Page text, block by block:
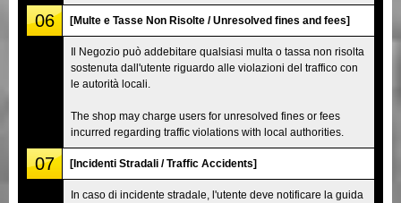
06 [Multe e Tasse Non Risolte / Unresolved fines and fees]
Il Negozio può addebitare qualsiasi multa o tassa non risolta
sostenuta dall'utente riguardo alle violazioni del traffico con
le autorità locali.
The shop may charge users for unresolved fines or fees
incurred regarding traffic violations with local authorities.
07 [Incidenti Stradali / Traffic Accidents]
In caso di incidente stradale, l'utente deve notificare la guida